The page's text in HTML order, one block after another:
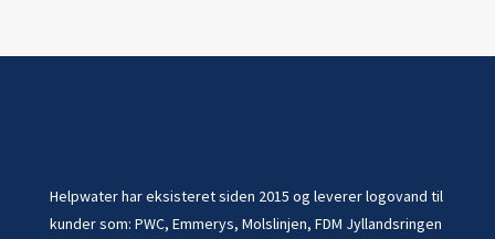
Helpwater har eksisteret siden 2015 og leverer logovand til
kunder som: PWC, Emmerys, Molslinjen, FDM Jyllandsringen